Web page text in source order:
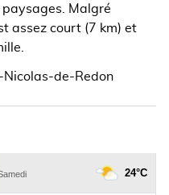
Malgré
assez court (7 km) et
Nicolas-de-Redon